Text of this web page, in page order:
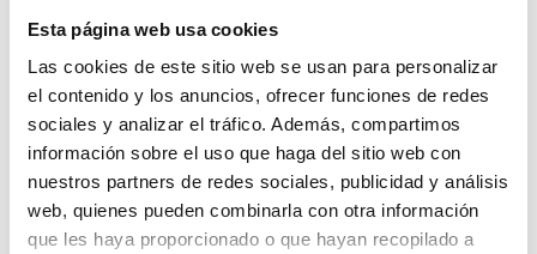
Esta página web usa cookies
Las cookies de este sitio web se usan para personalizar
el contenido y los anuncios, ofrecer funciones de redes
sociales y analizar el tráfico. Además, compartimos
información sobre el uso que haga del sitio web con
nuestros partners de redes sociales, publicidad y análisis
web, quienes pueden combinarla con otra información
que les haya proporcionado o que hayan recopilado a
actividad escolar no se
interrumpa, asegurando así la
continuidad en el desarrollo
personal y académico y
evitando un posible desfase
Cultura en pijama, dibujando sonrisas
28 Oct. 2022
749 Apoyos